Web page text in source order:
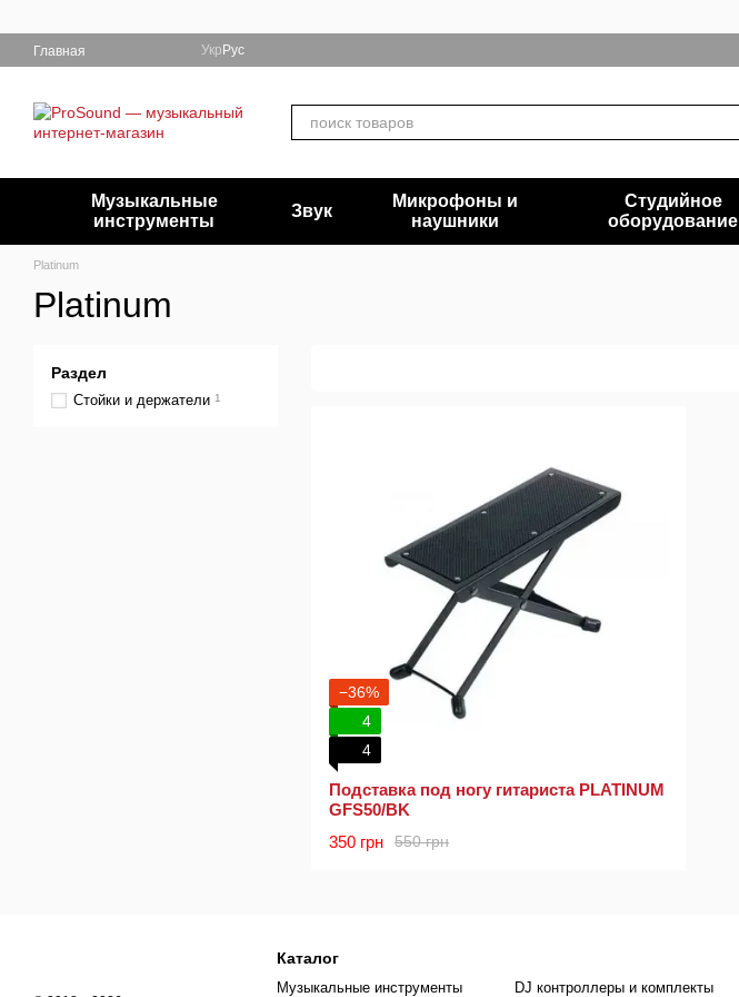
Главная Укр Рус
Музыкальные
инструменты
Звук
Микрофоны и
наушники
Студийное
оборудование
Platinum
Platinum
−36%
4
4
Подставка под ногу гитариста PLATINUM
GFS50/BK
550 грн
350 грн
Раздел
Стойки и держатели 1
Каталог
Музыкальные инструменты DJ контроллеры и комплекты